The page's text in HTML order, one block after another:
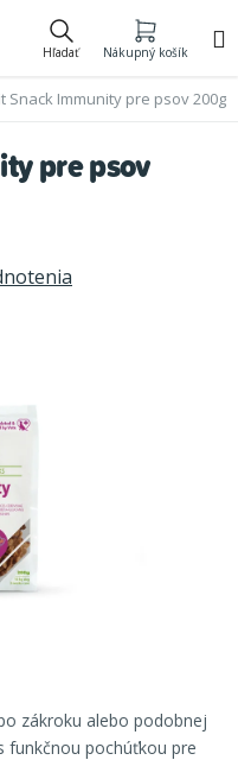
Hľadať Nákupný košík
Snack Immunity pre psov 200g
zákroku alebo podobnej
funkčnou pochúťkou pre
pre psov